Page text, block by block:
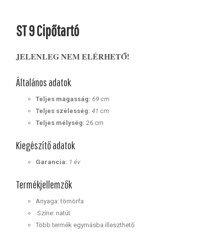
ST 9 Cipőtartó
JELENLEG NEM ELÉRHETŐ!
Általános adatok
Teljes magasság:69 cm
Teljes szélesség:41 cm
Teljes mélység: 26 cm
Kiegészítő adatok
Garancia: 1 év
Termékjellemzők
Anyaga: tömörfa
Színe: natút
Több termék egymásba illeszthető